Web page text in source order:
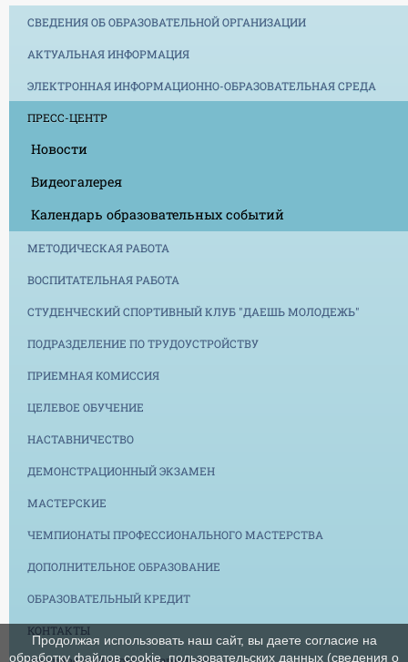
СВЕДЕНИЯ ОБ ОБРАЗОВАТЕЛЬНОЙ ОРГАНИЗАЦИИ
АКТУАЛЬНАЯ ИНФОРМАЦИЯ
ЭЛЕКТРОННАЯ ИНФОРМАЦИОННО-ОБРАЗОВАТЕЛЬНАЯ СРЕДА
ПРЕСС-ЦЕНТР
Новости
Видеогалерея
Календарь образовательных событий
МЕТОДИЧЕСКАЯ РАБОТА
ВОСПИТАТЕЛЬНАЯ РАБОТА
СТУДЕНЧЕСКИЙ СПОРТИВНЫЙ КЛУБ "ДАЕШЬ МОЛОДЕЖЬ"
ПОДРАЗДЕЛЕНИЕ ПО ТРУДОУСТРОЙСТВУ
ПРИЕМНАЯ КОМИССИЯ
ЦЕЛЕВОЕ ОБУЧЕНИЕ
НАСТАВНИЧЕСТВО
ДЕМОНСТРАЦИОННЫЙ ЭКЗАМЕН
МАСТЕРСКИЕ
ЧЕМПИОНАТЫ ПРОФЕССИОНАЛЬНОГО МАСТЕРСТВА
ДОПОЛНИТЕЛЬНОЕ ОБРАЗОВАНИЕ
ОБРАЗОВАТЕЛЬНЫЙ КРЕДИТ
КОНТАКТЫ
Продолжая использовать наш сайт, вы даете согласие на
обработку файлов cookie, пользовательских данных (сведения о